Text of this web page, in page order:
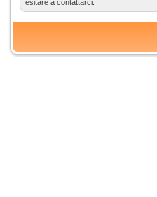
esitare a contattarci.